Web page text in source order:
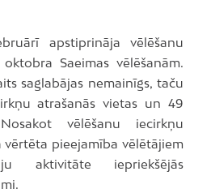
apstiprināja vēlēšanu
Saeimas vēlēšanām.
saglabājas nemainīgs, taču
atrašanās vietas un 49
vēlēšanu iecirkņu
vērtēta pieejamība vēlētājiem
aktivitāte iepriekšējās